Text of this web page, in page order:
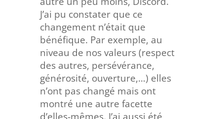
J’ai pu constater que ce
changement n’était que
bénéfique. Par exemple, au
niveau de nos valeurs (respect
des autres, persévérance,
générosité, ouverture,…) elles
n’ont pas changé mais ont
montré une autre facette